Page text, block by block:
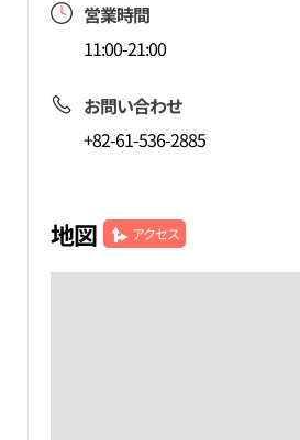
営業時間
11:00-21:00
お問い合わせ
+82-61-536-2885
地図 アクセス